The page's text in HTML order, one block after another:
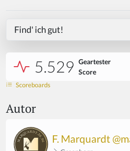
Find' ich gut!
5.529 Geartester
Score
Scoreboards
Autor
F. Marquardt